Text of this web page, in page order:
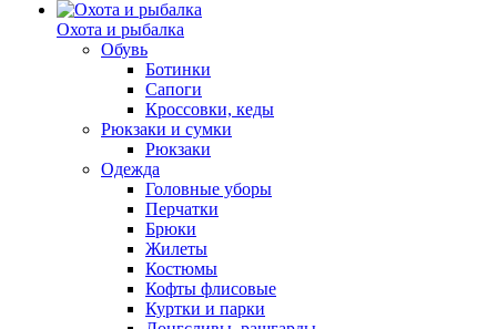
Охота и рыбалка
Обувь
Ботинки
Сапоги
Кроссовки, кеды
Рюкзаки и сумки
Рюкзаки
Одежда
Головные уборы
Перчатки
Брюки
Жилеты
Костюмы
Кофты флисовые
Куртки и парки